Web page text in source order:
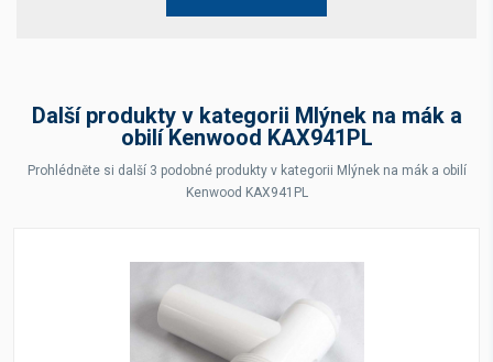
Další produkty v kategorii Mlýnek na mák a
obilí Kenwood KAX941PL
Prohlédněte si další 3 podobné produkty v kategorii Mlýnek na mák a obilí
Kenwood KAX941PL